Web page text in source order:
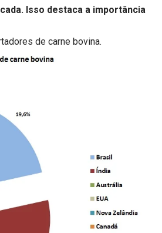
Isso destaca a importância
de carne bovina.